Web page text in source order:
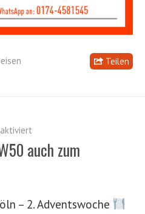
Teilen
auch zum
– 2. Adventswoche